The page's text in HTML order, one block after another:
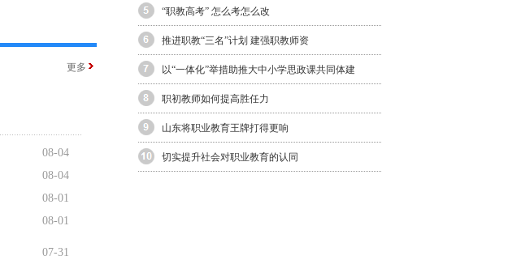
更多
08-04
08-04
08-01
08-01
07-31
“职教高考” 怎么考怎么改
推进职教“三名”计划 建强职教师资
以“一体化”举措助推大中小学思政课共同体建
职初教师如何提高胜任力
山东将职业教育王牌打得更响
切实提升社会对职业教育的认同